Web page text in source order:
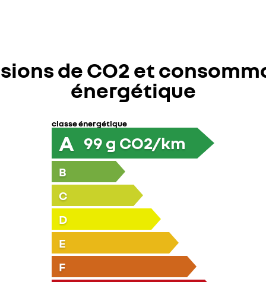
de CO2 et
énergétique
classe énergétique
A 99 g CO2/km
B
C
D
E
F